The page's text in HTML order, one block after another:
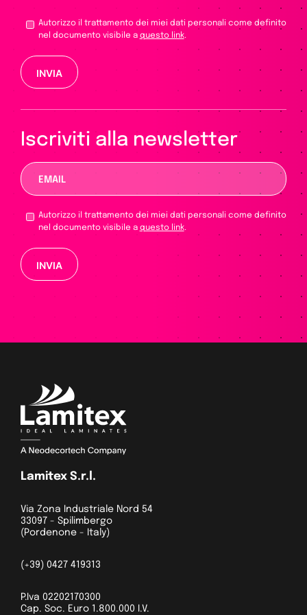
Autorizzo il trattamento dei miei dati personali come definito
nel documento visibile a questo link.
Si prega di lasciare vuoto questo campo.
Iscriviti alla newsletter
Autorizzo il trattamento dei miei dati personali come definito
nel documento visibile a questo link.
Si prega di lasciare vuoto questo campo.
Lamitex S.r.l.
Via Zona Industriale Nord 54
33097 - Spilimbergo
(Pordenone - Italy)
(+39) 0427 419313
P.Iva 02202170300
Cap. Soc. Euro 1.800.000 I.V.